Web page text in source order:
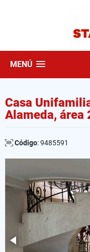
MENÚ
Casa
Alameda, área
Código: 9485591